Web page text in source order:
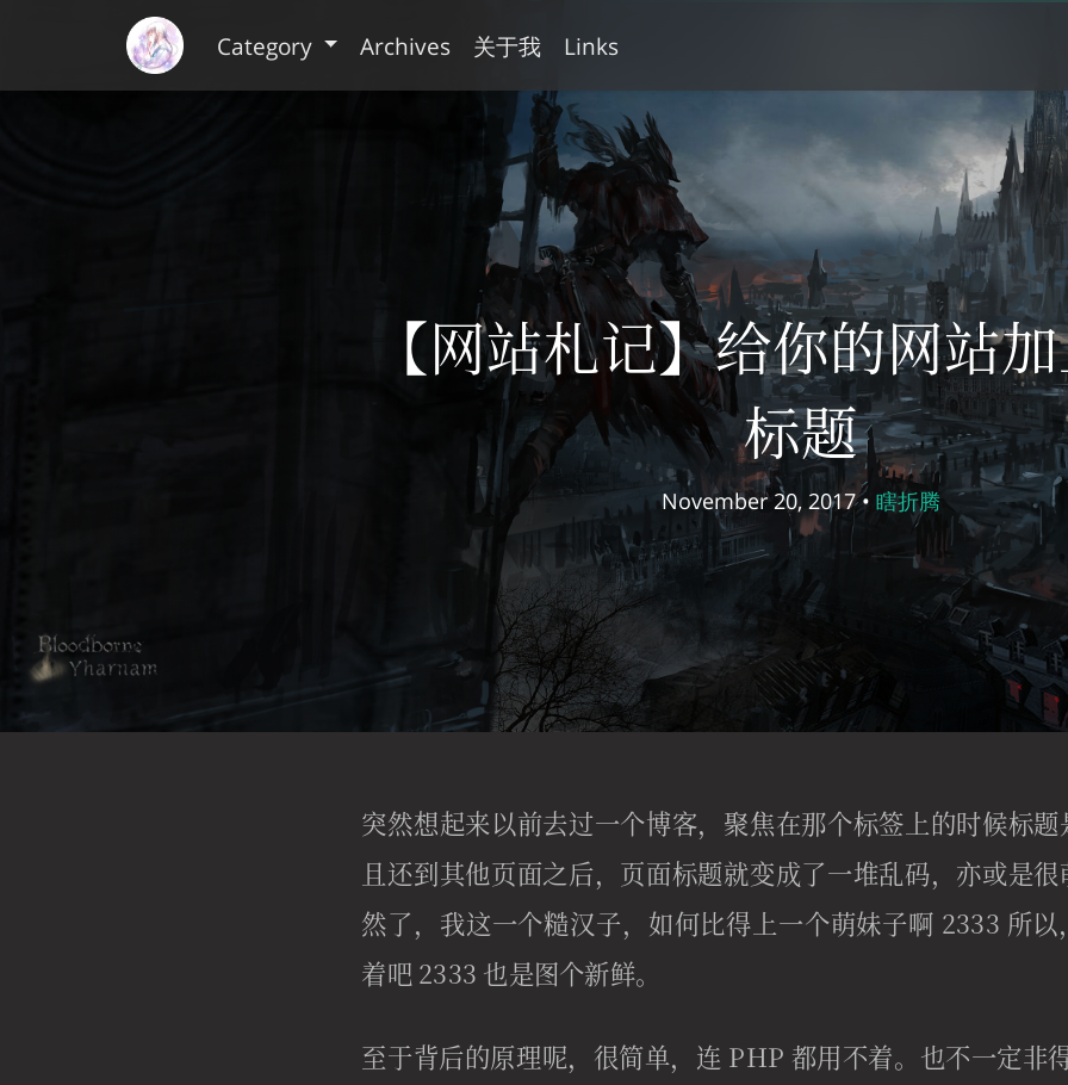
Category Archives 关于我 Links
【网站札记】给你的网站
标题
November 20, 2017 • 瞎折腾
突然想起来以前去过一个博客，聚焦在那个标签上的时候标
且还到其他页面之后，页面标题就变成了一堆乱码，亦或是
然了，我这一个糙汉子，如何比得上一个萌妹子啊 2333 所
着吧 2333 也是图个新鲜。
至于背后的原理呢，很简单，连 PHP 都用不着。也不一定非